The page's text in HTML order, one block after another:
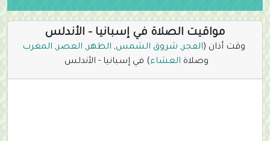
مواقيت الصلاة في إسبانيا - الأندلس
وقت أذان (الفجر, شروق الشمس, الظهر, العصر, المغرب
وصلاة العشاء) في إسبانيا - الأندلس